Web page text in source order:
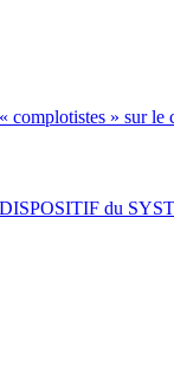
complotistes » sur
du